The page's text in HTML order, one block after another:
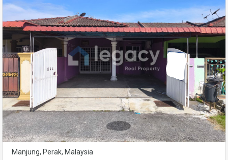
Manjung, Perak, Malaysia